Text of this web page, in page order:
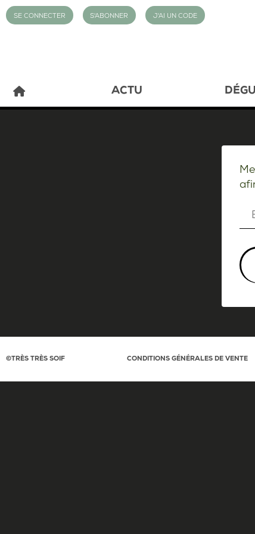
SE CONNECTER S'ABONNER J'AI UN CODE
ACTU
©TRÈS TRÈS SOIF CONDITIONS GÉNÉRALES DE VENTE